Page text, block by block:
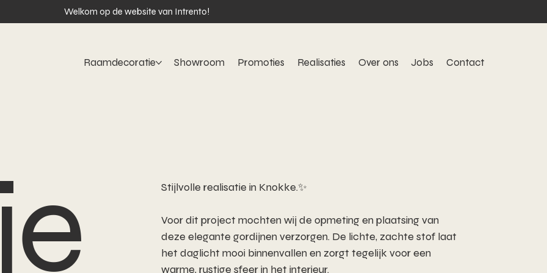
Welkom op de website van Intrento!
Raamdecoratie Showroom Promoties Realisaties Over ons Jobs Contact
Stijlvolle realisatie in Knokke.✨
Voor dit project mochten wij de opmeting en plaatsing van
deze elegante gordijnen verzorgen. De lichte, zachte stof laat
het daglicht mooi binnenvallen en zorgt tegelijk voor een
warme, rustige sfeer in het interieur.